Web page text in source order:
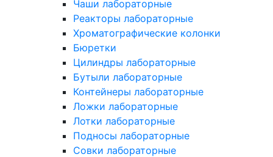
Чаши лабораторные
Реакторы лабораторные
Хроматографические колонки
Бюретки
Цилиндры лабораторные
Бутыли лабораторные
Контейнеры лабораторные
Ложки лабораторные
Лотки лабораторные
Подносы лабораторные
Совки лабораторные